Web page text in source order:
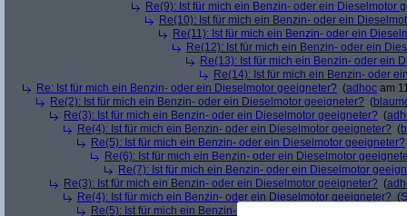
Re(9): Ist für mich ein Benzin- oder ein Dieselmotor
Re(10): Ist für mich ein Benzin- oder ein
Re(11): Ist für mich ein Benzin- oder ein
Re(12): Ist für mich ein Benzin- oder ein
Re(13): Ist für mich ein Benzin- oder ein
Re(14): Ist für mich ein Benzin- oder
Re: Ist für mich ein Benzin- oder ein Dieselmotor geeigneter? (adhoc am
Re(2): Ist für mich ein Benzin- oder ein Dieselmotor geeigneter? (
Re(3): Ist für mich ein Benzin- oder ein Dieselmotor geeigneter? (
Re(4): Ist für mich ein Benzin- oder ein Dieselmotor geeigneter? (
Re(5): Ist für mich ein Benzin- oder ein Dieselmotor geeigneter?
Re(6): Ist für mich ein Benzin- oder ein Dieselmotor
Re(7): Ist für mich ein Benzin- oder ein Dieselmotor
Re(3): Ist für mich ein Benzin- oder ein Dieselmotor geeigneter? (
Re(4): Ist für mich ein Benzin- oder ein Dieselmotor geeigneter? (
Re(5): Ist für mich ein Benzin- oder ein Dieselmotor geeigneter?